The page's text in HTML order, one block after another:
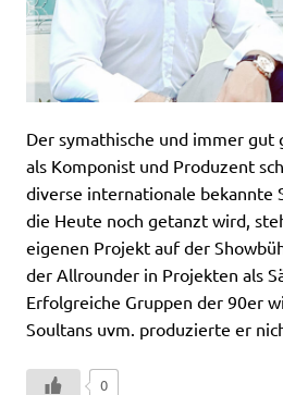
Der symathische und immer gut
als Komponist und Produzent
diverse internationale bekannte
die Heute noch getanzt wird,
eigenen Projekt auf der
der Allrounder in Projekten als
Erfolgreiche Gruppen der 90er
Soultans uvm. produzierte er
0